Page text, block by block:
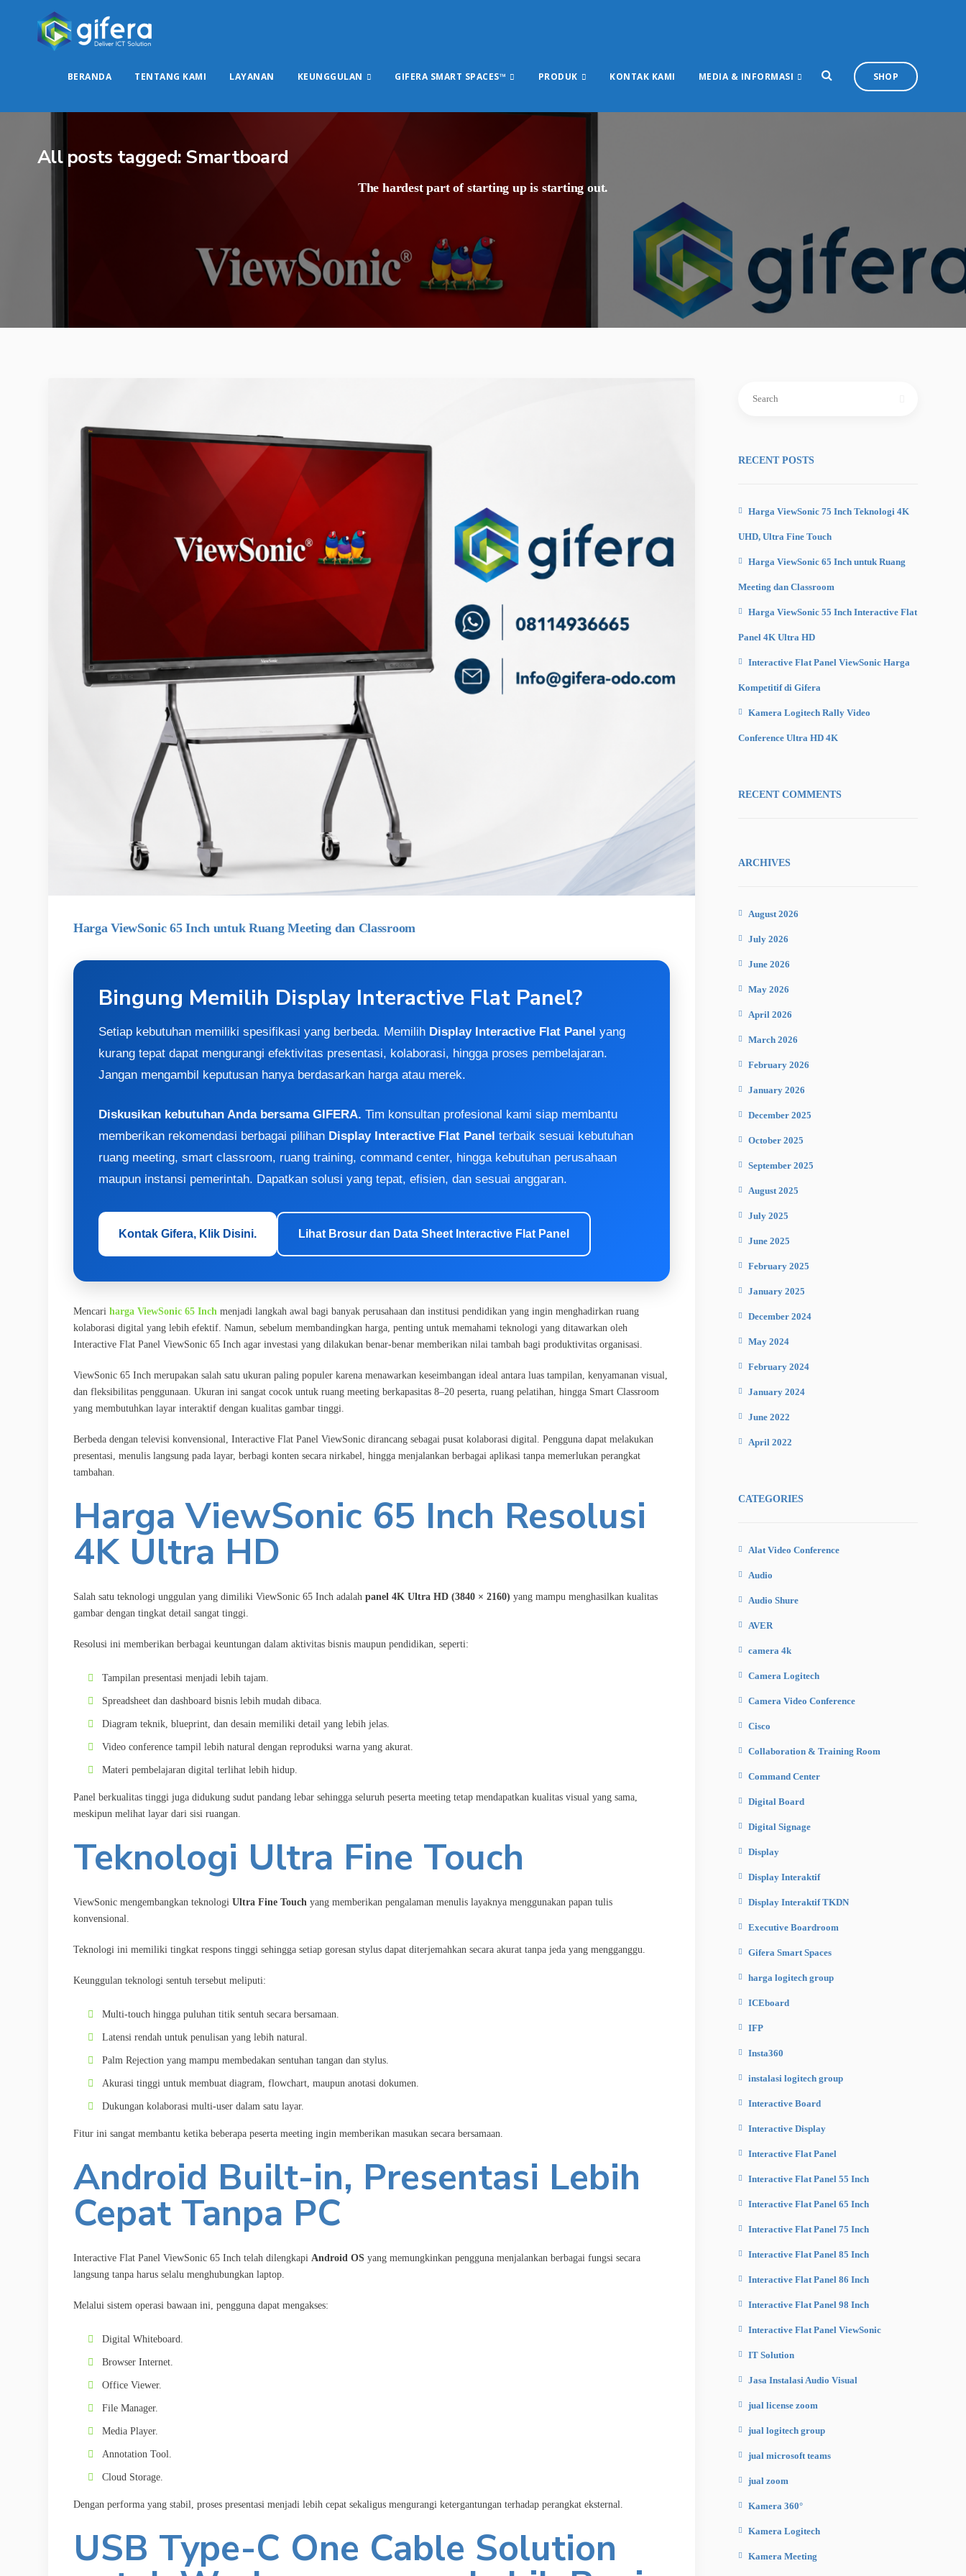
BERANDA TENTANG KAMI LAYANAN KEUNGGULAN GIFERA SMART SPACES™ PRODUK KONTAK KAMI MEDIA & INFORMASI SHOP
All posts tagged: Smartboard
The hardest part of starting up is starting out.
Harga ViewSonic 65 Inch untuk Ruang Meeting dan Classroom
Bingung Memilih Display Interactive Flat Panel?
Setiap kebutuhan memiliki spesifikasi yang berbeda. Memilih Display Interactive Flat Panel yang
kurang tepat dapat mengurangi efektivitas presentasi, kolaborasi, hingga proses pembelajaran.
Jangan mengambil keputusan hanya berdasarkan harga atau merek.
Diskusikan kebutuhan Anda bersama GIFERA. Tim konsultan profesional kami siap membantu
memberikan rekomendasi berbagai pilihan Display Interactive Flat Panel terbaik sesuai kebutuhan
ruang meeting, smart classroom, ruang training, command center, hingga kebutuhan perusahaan
maupun instansi pemerintah. Dapatkan solusi yang tepat, efisien, dan sesuai anggaran.
Kontak Gifera, Klik Disini. Lihat Brosur dan Data Sheet Interactive Flat Panel
Mencari harga ViewSonic 65 Inch menjadi langkah awal bagi banyak perusahaan dan institusi pendidikan yang ingin menghadirkan ruang
kolaborasi digital yang lebih efektif. Namun, sebelum membandingkan harga, penting untuk memahami teknologi yang ditawarkan oleh
Interactive Flat Panel ViewSonic 65 Inch agar investasi yang dilakukan benar-benar memberikan nilai tambah bagi produktivitas organisasi.
ViewSonic 65 Inch merupakan salah satu ukuran paling populer karena menawarkan keseimbangan ideal antara luas tampilan, kenyamanan visual,
dan fleksibilitas penggunaan. Ukuran ini sangat cocok untuk ruang meeting berkapasitas 8–20 peserta, ruang pelatihan, hingga Smart Classroom
yang membutuhkan layar interaktif dengan kualitas gambar tinggi.
Berbeda dengan televisi konvensional, Interactive Flat Panel ViewSonic dirancang sebagai pusat kolaborasi digital. Pengguna dapat melakukan
presentasi, menulis langsung pada layar, berbagi konten secara nirkabel, hingga menjalankan berbagai aplikasi tanpa memerlukan perangkat
tambahan.
Harga ViewSonic 65 Inch Resolusi
4K Ultra HD
Salah satu teknologi unggulan yang dimiliki ViewSonic 65 Inch adalah panel 4K Ultra HD (3840 × 2160) yang mampu menghasilkan kualitas
gambar dengan tingkat detail sangat tinggi.
Resolusi ini memberikan berbagai keuntungan dalam aktivitas bisnis maupun pendidikan, seperti:
Tampilan presentasi menjadi lebih tajam.
Spreadsheet dan dashboard bisnis lebih mudah dibaca.
Diagram teknik, blueprint, dan desain memiliki detail yang lebih jelas.
Video conference tampil lebih natural dengan reproduksi warna yang akurat.
Materi pembelajaran digital terlihat lebih hidup.
Panel berkualitas tinggi juga didukung sudut pandang lebar sehingga seluruh peserta meeting tetap mendapatkan kualitas visual yang sama,
meskipun melihat layar dari sisi ruangan.
Teknologi Ultra Fine Touch
ViewSonic mengembangkan teknologi Ultra Fine Touch yang memberikan pengalaman menulis layaknya menggunakan papan tulis
konvensional.
Teknologi ini memiliki tingkat respons tinggi sehingga setiap goresan stylus dapat diterjemahkan secara akurat tanpa jeda yang mengganggu.
Keunggulan teknologi sentuh tersebut meliputi:
Multi-touch hingga puluhan titik sentuh secara bersamaan.
Latensi rendah untuk penulisan yang lebih natural.
Palm Rejection yang mampu membedakan sentuhan tangan dan stylus.
Akurasi tinggi untuk membuat diagram, flowchart, maupun anotasi dokumen.
Dukungan kolaborasi multi-user dalam satu layar.
Fitur ini sangat membantu ketika beberapa peserta meeting ingin memberikan masukan secara bersamaan.
Android Built-in, Presentasi Lebih
Cepat Tanpa PC
Interactive Flat Panel ViewSonic 65 Inch telah dilengkapi Android OS yang memungkinkan pengguna menjalankan berbagai fungsi secara
langsung tanpa harus selalu menghubungkan laptop.
Melalui sistem operasi bawaan ini, pengguna dapat mengakses:
Digital Whiteboard.
Browser Internet.
Office Viewer.
File Manager.
Media Player.
Annotation Tool.
Cloud Storage.
Dengan performa yang stabil, proses presentasi menjadi lebih cepat sekaligus mengurangi ketergantungan terhadap perangkat eksternal.
USB Type-C One Cable Solution
RECENT POSTS
Harga ViewSonic 75 Inch Teknologi 4K
UHD, Ultra Fine Touch
Harga ViewSonic 65 Inch untuk Ruang
Meeting dan Classroom
Harga ViewSonic 55 Inch Interactive Flat
Panel 4K Ultra HD
Interactive Flat Panel ViewSonic Harga
Kompetitif di Gifera
Kamera Logitech Rally Video
Conference Ultra HD 4K
RECENT COMMENTS
ARCHIVES
August 2026
July 2026
June 2026
May 2026
April 2026
March 2026
February 2026
January 2026
December 2025
October 2025
September 2025
August 2025
July 2025
June 2025
February 2025
January 2025
December 2024
May 2024
February 2024
January 2024
June 2022
April 2022
CATEGORIES
Alat Video Conference
Audio
Audio Shure
AVER
camera 4k
Camera Logitech
Camera Video Conference
Cisco
Collaboration & Training Room
Command Center
Digital Board
Digital Signage
Display
Display Interaktif
Display Interaktif TKDN
Executive Boardroom
Gifera Smart Spaces
harga logitech group
ICEboard
IFP
Insta360
instalasi logitech group
Interactive Board
Interactive Display
Interactive Flat Panel
Interactive Flat Panel 55 Inch
Interactive Flat Panel 65 Inch
Interactive Flat Panel 75 Inch
Interactive Flat Panel 85 Inch
Interactive Flat Panel 86 Inch
Interactive Flat Panel 98 Inch
Interactive Flat Panel ViewSonic
IT Solution
Jasa Instalasi Audio Visual
jual license zoom
jual logitech group
jual microsoft teams
jual zoom
Kamera 360°
Kamera Logitech
Kamera Meeting